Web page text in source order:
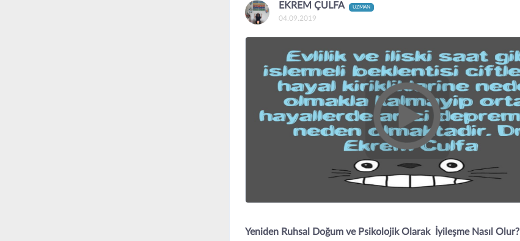
EKREM ÇULFA UZMAN
04.09.2019
Yeniden Ruhsal Doğum ve Psikolojik Olarak İyileşme Nasıl Olur?